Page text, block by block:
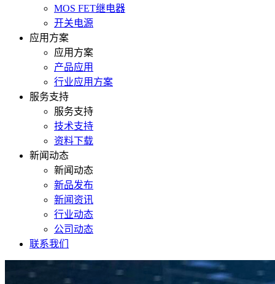
MOS FET继电器
开关电源
应用方案
应用方案
产品应用
行业应用方案
服务支持
服务支持
技术支持
资料下载
新闻动态
新闻动态
新品发布
新闻资讯
行业动态
公司动态
联系我们